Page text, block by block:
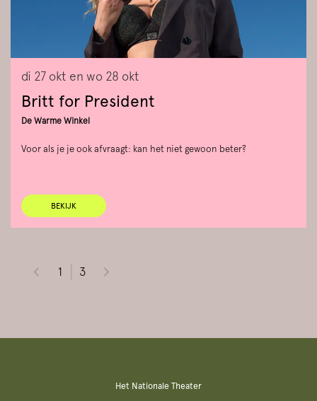
Britt for President
De Warme Winkel
Voor als je je ook afvraagt: kan het niet gewoon beter?
di 27 okt en wo 28 okt
BEKIJK
1 3
Het Nationale Theater